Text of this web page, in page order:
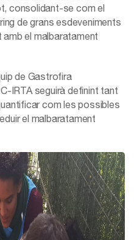
consolidant-se com el
de grans esdeveniments
amb el malbaratament
de Gastrofira
IRTA seguirà definint tant
com les possibles
el malbaratament